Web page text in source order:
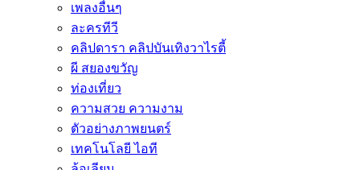
เพลงอื่นๆ
ละครทีวี
คลิปดารา คลิปบันเทิงวาไรตี้
ผี สยองขวัญ
ท่องเที่ยว
ความสวย ความงาม
ตัวอย่างภาพยนตร์
เทคโนโลยี ไอที